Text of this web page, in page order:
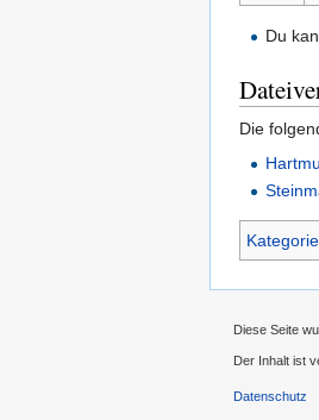
Du
Die
Diese Seite
Der Inhalt ist
Datenschutz